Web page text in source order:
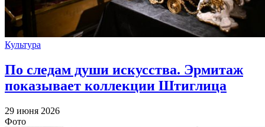
Культура
По следам души искусства. Эрмитаж
показывает коллекции Штиглица
29 июня 2026
Фото